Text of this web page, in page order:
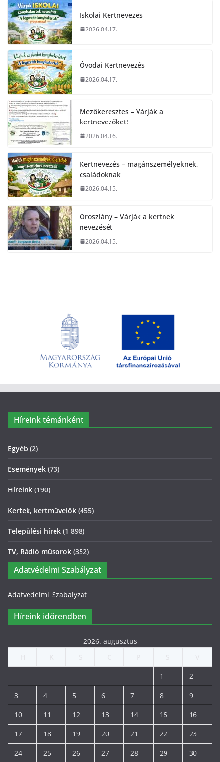
Iskolai Kertnevezés
2026.04.17.
Óvodai Kertnevezés
2026.04.17.
Mezőkeresztes – Várják a
kertnevezőket!
2026.04.16.
Kertnevezés – magánszemélyeknek,
családoknak
2026.04.15.
Oroszlány – Várják a kertnek
nevezését
2026.04.15.
Híreink témánként
Egyéb (2)
Események (73)
Híreink (190)
Kertek, kertművelők (455)
Települési hírek (1 898)
TV, Rádió műsorok (352)
Adatvédelmi Szabályzat
Adatvedelmi_Szabalyzat
Híreink időrendben
2026. augusztus
1 2
3 4 5 6 7 8 9
10 11 12 13 14 15 16
17 18 19 20 21 22 23
24 25 26 27 28 29 30